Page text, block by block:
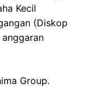
Kecil
(Diskop
Group.